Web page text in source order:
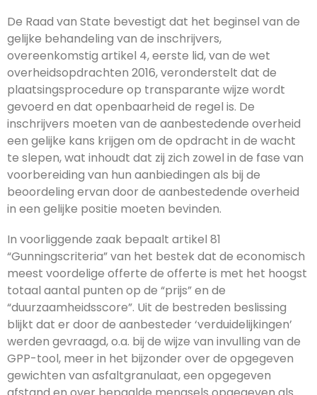
De Raad van State bevestigt dat het beginsel van de
gelijke behandeling van de inschrijvers,
overeenkomstig artikel 4, eerste lid, van de wet
overheidsopdrachten 2016, veronderstelt dat de
plaatsingsprocedure op transparante wijze wordt
gevoerd en dat openbaarheid de regel is. De
inschrijvers moeten van de aanbestedende overheid
een gelijke kans krijgen om de opdracht in de wacht
te slepen, wat inhoudt dat zij zich zowel in de fase van
voorbereiding van hun aanbiedingen als bij de
beoordeling ervan door de aanbestedende overheid
in een gelijke positie moeten bevinden.
In voorliggende zaak bepaalt artikel 81
“Gunningscriteria” van het bestek dat de economisch
meest voordelige offerte de offerte is met het hoogst
totaal aantal punten op de “prijs” en de
“duurzaamheidsscore”. Uit de bestreden beslissing
blijkt dat er door de aanbesteder ‘verduidelijkingen’
werden gevraagd, o.a. bij de wijze van invulling van de
GPP-tool, meer in het bijzonder over de opgegeven
gewichten van asfaltgranulaat, een opgegeven